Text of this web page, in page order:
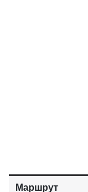
Маршрут